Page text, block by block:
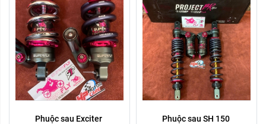
Phuộc sau Exciter
Phuộc sau SH 150